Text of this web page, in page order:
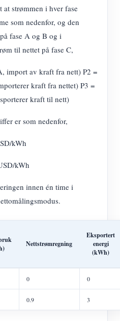
at strømmen i hver fase
som nedenfor, og den
fase A og B og i
til nettet på fase C,
import av kraft fra nett) P2 =
kraft fra nettet) P3 =
kraft til nett)
er som nedenfor,
kWh
kWh
innen én time i
Nettstrømregning
Eksportert
energi
(kWh)
0 0
0.9 3